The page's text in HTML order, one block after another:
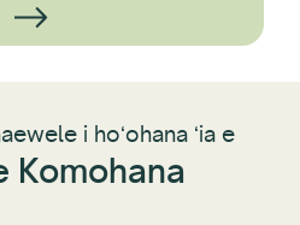
i hoʻohana ʻia e
Komohana